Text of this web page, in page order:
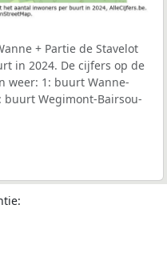
+ Partie de Stavelot
in 2024. De cijfers op de
weer: 1: buurt Wanne-
buurt Wegimont-Bairsou-